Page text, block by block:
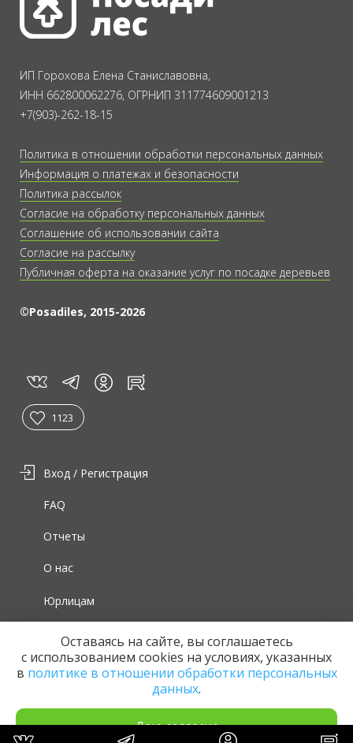
ИП Горохова Елена Станиславовна,
ИНН 662800062276, ОГРНИП 311774609001213
+7(903)-262-18-15
Политика в отношении обработки персональных данных
Информация о платежах и безопасности
Политика рассылок
Согласие на обработку персональных данных
Соглашение об использовании сайта
Согласие на рассылку
Публичная оферта на оказание услуг по посадке деревьев
©Posadiles, 2015-2026
vk tg in rt
1123
Вход / Регистрация
Для волонтеров
Юрлицам
О нас
Отчеты
FAQ
Оставаясь на сайте, вы соглашаетесь
с использованием cookies на условиях, указанных
в политике в отношении обработки персональных
данных.
Даю согласие